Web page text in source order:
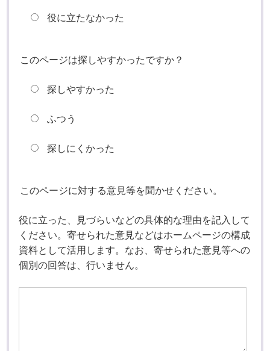
役に立たなかった
このページは探しやすかったですか？
探しやすかった
ふつう
探しにくかった
このページに対する意見等を聞かせください。
役に立った、見づらいなどの具体的な理由を記入して
ください。寄せられた意見などはホームページの構成
資料として活用します。なお、寄せられた意見等への
個別の回答は、行いません。